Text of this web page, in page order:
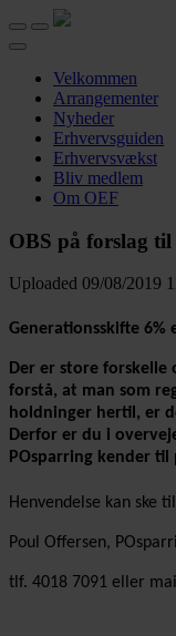
Velkommen
Arrangementer
Nyheder
Erhvervsguiden
Erhvervsvækst
Bliv medlem
Om OEF
OBS på forslag
Uploaded 09/08/2019
Generationsskifte 6%
Der er store
forstå, at man som
holdninger hertil, er
Derfor er du i
POsparring kender
Henvendelse kan ske til
Poul Offersen,
tlf. 4018 7091 eller